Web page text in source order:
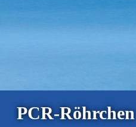
PCR-Röhrchen